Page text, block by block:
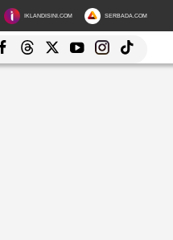
IKLANDISINI.COM SERBADA.COM